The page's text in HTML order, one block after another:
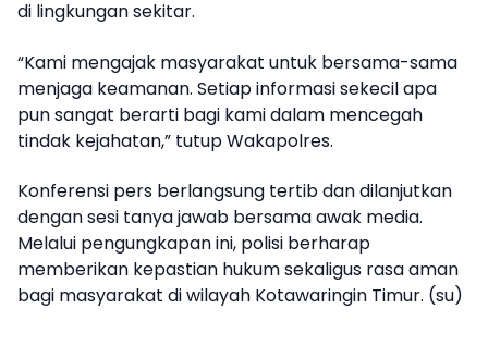
di lingkungan sekitar.
“Kami mengajak masyarakat untuk bersama-sama
menjaga keamanan. Setiap informasi sekecil apa
pun sangat berarti bagi kami dalam mencegah
tindak kejahatan,” tutup Wakapolres.
Konferensi pers berlangsung tertib dan dilanjutkan
dengan sesi tanya jawab bersama awak media.
Melalui pengungkapan ini, polisi berharap
memberikan kepastian hukum sekaligus rasa aman
bagi masyarakat di wilayah Kotawaringin Timur. (su)